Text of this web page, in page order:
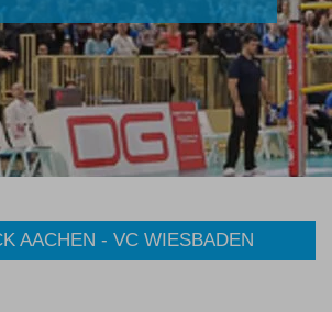
AACHEN - VC WIESBADEN